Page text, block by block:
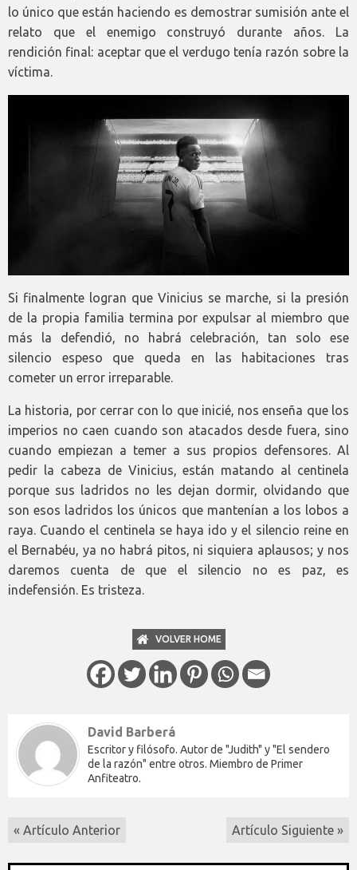
lo único que están haciendo es demostrar sumisión ante el
relato que el enemigo construyó durante años. La
rendición final: aceptar que el verdugo tenía razón sobre la
víctima.
Si finalmente logran que Vinicius se marche, si la presión
de la propia familia termina por expulsar al miembro que
más la defendió, no habrá celebración, tan solo ese
silencio espeso que queda en las habitaciones tras
cometer un error irreparable.
La historia, por cerrar con lo que inicié, nos enseña que los
imperios no caen cuando son atacados desde fuera, sino
cuando empiezan a temer a sus propios defensores. Al
pedir la cabeza de Vinicius, están matando al centinela
porque sus ladridos no les dejan dormir, olvidando que
son esos ladridos los únicos que mantenían a los lobos a
raya. Cuando el centinela se haya ido y el silencio reine en
el Bernabéu, ya no habrá pitos, ni siquiera aplausos; y nos
daremos cuenta de que el silencio no es paz, es
indefensión. Es tristeza.
VOLVER HOME
David Barberá
Escritor y filósofo. Autor de "Judith" y "El sendero
de la razón" entre otros. Miembro de Primer
Anfiteatro.
« Artículo Anterior Artículo Siguiente »